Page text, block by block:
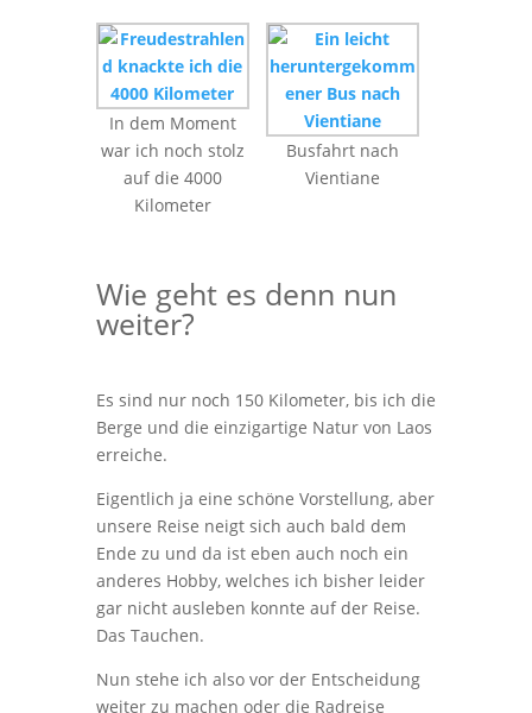
In dem Moment
war ich noch stolz
auf die 4000
Kilometer
Busfahrt nach
Vientiane
Wie geht es denn nun
weiter?
Es sind nur noch 150 Kilometer, bis ich die
Berge und die einzigartige Natur von Laos
erreiche.
Eigentlich ja eine schöne Vorstellung, aber
unsere Reise neigt sich auch bald dem
Ende zu und da ist eben auch noch ein
anderes Hobby, welches ich bisher leider
gar nicht ausleben konnte auf der Reise.
Das Tauchen.
Nun stehe ich also vor der Entscheidung
weiter zu machen oder die Radreise